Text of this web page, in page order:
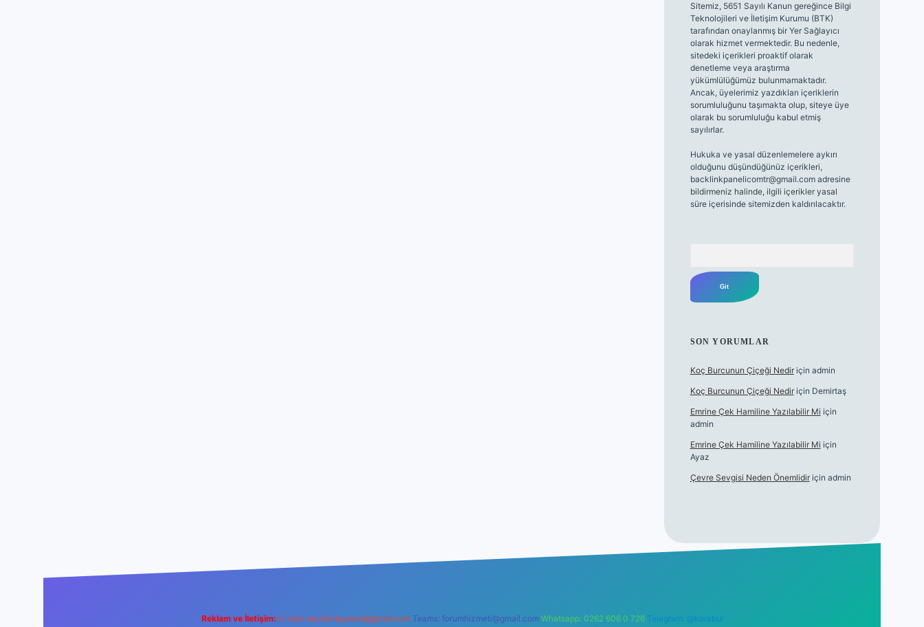
Sitemiz, 5651 Sayılı Kanun gereğince Bilgi
Teknolojileri ve İletişim Kurumu (BTK)
tarafından onaylanmış bir Yer Sağlayıcı
olarak hizmet vermektedir. Bu nedenle,
sitedeki içerikleri proaktif olarak
denetleme veya araştırma
yükümlülüğümüz bulunmamaktadır.
Ancak, üyelerimiz yazdıkları içeriklerin
sorumluluğunu taşımakta olup, siteye üye
olarak bu sorumluluğu kabul etmiş
sayılırlar.
Hukuka ve yasal düzenlemelere aykırı
olduğunu düşündüğünüz içerikleri,
backlinkpanelicomtr@gmail.comadresine
bildirmeniz halinde, ilgili içerikler yasal
süre içerisinde sitemizden kaldırılacaktır.
SON YORUMLAR
Koç Burcunun Çiçeği Nediriçin admin
Koç Burcunun Çiçeği Nediriçin Demirtaş
Emrine Çek Hamiline Yazılabilir Mi için
admin
Emrine Çek Hamiline Yazılabilir Mi için
Ayaz
Çevre Sevgisi Neden Önemlidiriçin admin
Reklam ve İletişim: E-mail: backlinkpaneli@gmail.com Teams: forumhizmeti@gmail.com Whatsapp: 0262 606 0 726 Telegram: @karabul